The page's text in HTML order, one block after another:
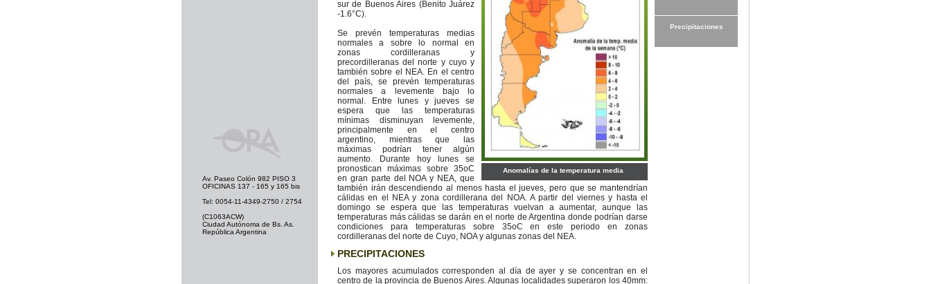
Precipitaciones
Anomalías de la temperatura media
sur de Buenos Aires (Benito Juárez
-1.6°C).
Se prevén temperaturas medias
normales a sobre lo normal en
zonas cordilleranas y
precordilleranas del norte y cuyo y
también sobre el NEA. En el centro
del país, se prevén temperaturas
normales a levemente bajo lo
normal. Entre lunes y jueves se
espera que las temperaturas
mínimas disminuyan levemente,
principalmente en el centro
argentino, mientras que las
máximas podrían tener algún
aumento. Durante hoy lunes se
pronostican máximas sobre 35oC
en gran parte del NOA y NEA, que
también irán descendiendo al menos hasta el jueves, pero que se mantendrían
cálidas en el NEA y zona cordillerana del NOA. A partir del viernes y hasta el
domingo se espera que las temperaturas vuelvan a aumentar, aunque las
temperaturas más cálidas se darán en el norte de Argentina donde podrían darse
condiciones para temperaturas sobre 35oC en este periodo en zonas
cordilleranas del norte de Cuyo, NOA y algunas zonas del NEA.
PRECIPITACIONES
Los mayores acumulados corresponden al día de ayer y se concentran en el
centro de la provincia de Buenos Aires. Algunas localidades superaron los 40mm:
Av. Paseo Colón 982 PISO 3
OFICINAS 137 - 165 y 165 bis
Tel: 0054-11-4349-2750 / 2754
(C1063ACW)
Ciudad Autónoma de Bs. As.
República Argentina